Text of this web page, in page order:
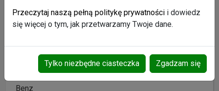
Pomoc finansowa dla
wszystkich. E-mail:
schermerbrittaanni@gma
il.com
Benz
Przeczytaj naszą pełną politykę prywatności i dowiedz
się więcej o tym, jak przetwarzamy Twoje dane.
Tylko niezbędne ciasteczka Zgadzam się